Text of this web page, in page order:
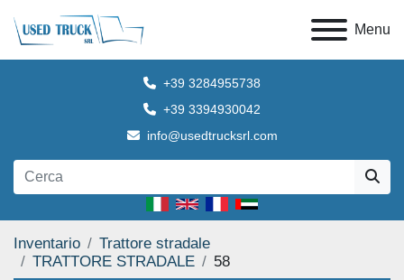
Menu
+39 3284955738
+39 3394930042
info@usedtrucksrl.com
Inventario
Trattore stradale
TRATTORE STRADALE
58